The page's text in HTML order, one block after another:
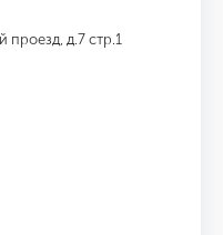
д.7 стр.1